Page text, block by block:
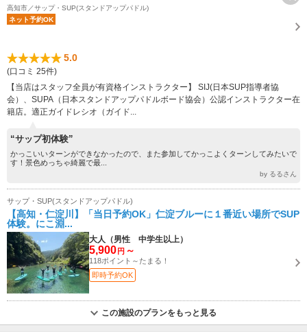
高知市／サップ・SUP(スタンドアップパドル)
ネット予約OK
5.0
(口コミ 25件)
【当店はスタッフ全員が有資格インストラクター】 SIJ(日本SUP指導者協
会）、SUPA（日本スタンドアップパドルボード協会）公認インストラクター在
籍店。適正ガイドレシオ（ガイド...
“サップ初体験”
かっこいいターンができなかったので、また参加してかっこよくターンしてみたいで
す！景色めっちゃ綺麗で最...
by るるさん
サップ・SUP(スタンドアップパドル)
【高知・仁淀川】「当日予約OK」仁淀ブルーに１番近い場所でSUP
体験。にこ淵...
大人（男性 中学生以上）
5,900 円 ～
118ポイント～たまる！
即時予約OK
この施設のプランをもっと見る